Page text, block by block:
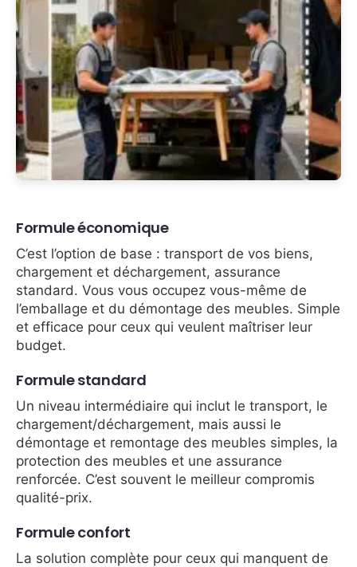
Formule économique
C’est l’option de base : transport de vos biens,
chargement et déchargement, assurance
standard. Vous vous occupez vous-même de
l’emballage et du démontage des meubles. Simple
et efficace pour ceux qui veulent maîtriser leur
budget.
Formule standard
Un niveau intermédiaire qui inclut le transport, le
chargement/déchargement, mais aussi le
démontage et remontage des meubles simples, la
protection des meubles et une assurance
renforcée. C’est souvent le meilleur compromis
qualité-prix.
Formule confort
La solution complète pour ceux qui manquent de